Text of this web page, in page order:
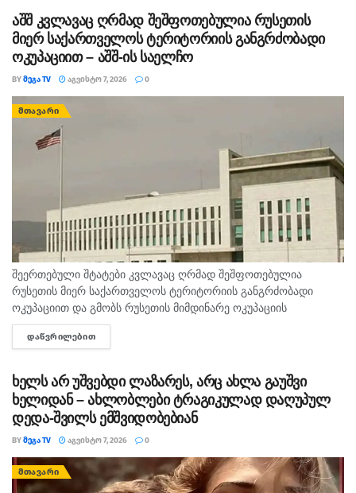
Sciences
-ში გამოქვეყნდა.
მომზადებულია Agence France-Presse-ის მიხედვით.
ავტორი –მიხეილ ჭაბუკაშვილი
1tv.ge
აშშ კვლავაც ღრმად შეშფოთებულია რუსეთის
მიერ საქართველოს ტერიტორიის განგრძობადი
ოკუპაციით – აშშ-ის საელჩო
BYᲛᲔᲒᲐ TV ᲐᲒᲕᲘᲡᲢᲝ 7, 2026 0
ᲛᲗᲐᲕᲐᲠᲘ
შეერთებული შტატები კვლავაც ღრმად შეშფოთებულია
რუსეთის მიერ საქართველოს ტერიტორიის განგრძობადი
ოკუპაციით და გმობს რუსეთის მიმდინარე ოკუპაციის
პირობებში მომხდარ მკვლელობებს, გატაცებებსა და სხვა
სახის ძალადობა, - ამ განცხადებით აშშ-ს საელჩო
ᲓᲐᲬᲕᲠᲘᲚᲔᲑᲘᲗ
ხელს არ უშვებდი ლაზარეს, არც ახლა გაუშვი
ხელიდან – ახლობლები ტრაგიკულად დაღუპულ
დედა-შვილს ემშვიდობებიან
BYᲛᲔᲒᲐ TV ᲐᲒᲕᲘᲡᲢᲝ 7, 2026 0
ᲛᲗᲐᲕᲐᲠᲘ